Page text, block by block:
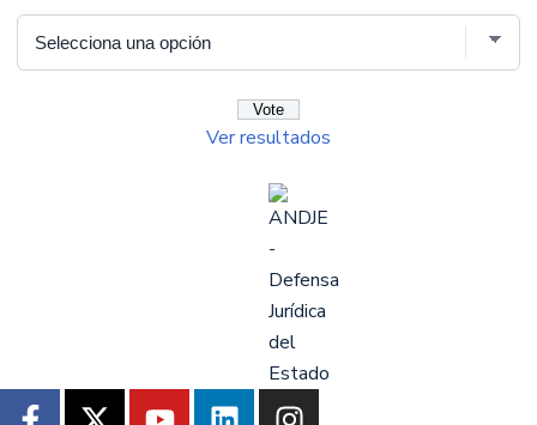
Ver resultados